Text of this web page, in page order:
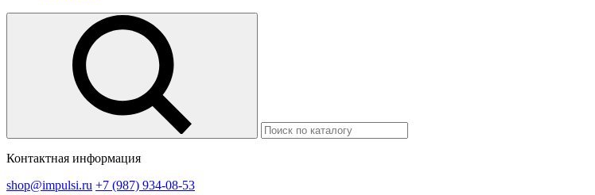
Контактная информация
shop@impulsi.ru +7 (987) 934-08-53